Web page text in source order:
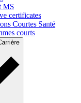
MS
certificates
Courtes Santé
courts